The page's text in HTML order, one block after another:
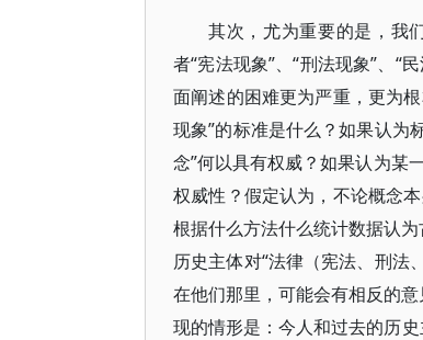
其次，尤为重要的是，我
者“宪法现象”、“刑法现象”、“
面阐述的困难更为严重，更为
现象”的标准是什么？如果认为
念”何以具有权威？如果认为某
权威性？假定认为，不论概念
根据什么方法什么统计数据认
历史主体对“法律（宪法、刑法
在他们那里，可能会有相反的
现的情形是：今人和过去的历史